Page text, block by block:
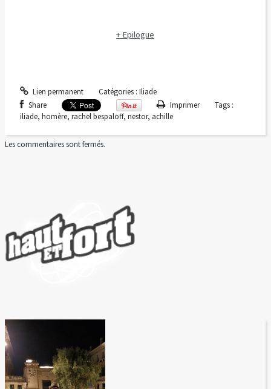
+ Epilogue
Lien permanent Catégories : Iliade
Share
Imprimer
Tags :
iliade, homère, rachel bespaloff, nestor, achille
Les commentaires sont fermés.